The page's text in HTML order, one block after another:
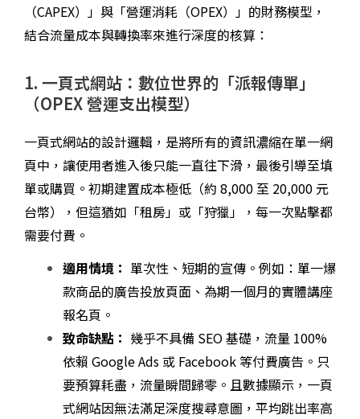
（CAPEX）」與「營運消耗（OPEX）」的財務模型，
結合流量成本與轉換率來進行深度的核算：
1. 一頁式網站：數位世界的「派報傳單」
（OPEX 營運支出模型）
一頁式網站的設計邏輯，是將所有的資訊濃縮在單一網
頁中，讓使用者進入後只能一直往下滑，最後引導至填
單或購買。初期建置成本極低（約 8,000 至 20,000 元
台幣），但這猶如「租房」或「狩獵」，每一次點擊都
需要付費。
適用情境： 單次性、短期的宣傳。例如：單一爆
款商品的廣告投放頁面、為期一個月的實體講座
報名頁。
致命缺點： 幾乎不具備 SEO 基礎，流量 100%
依賴 Google Ads 或 Facebook 等付費廣告。只
要預算耗盡，流量瞬間歸零。且數據顯示，一頁
式網站因無法滿足深度搜尋意圖，平均跳出率高